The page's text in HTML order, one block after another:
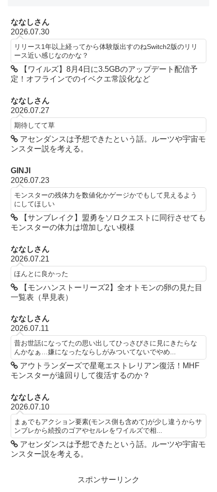
ななしさん
2026.07.30
リリース1年以上経ってから体験版出すのねSwitch2版のリリ
ース近い感じなのかな？
【ワイルズ】8月4日に3.5GBのアップデート配信予
定！オフラインでのイベクエ常設化など
ななしさん
2026.07.27
期待してて草
アセンダンスは予想できたという話。ルーツや宇宙モ
ンスター説を考える。
GINJI
2026.07.23
モンスターの残体力を数値化かゲージかでもして見えるよう
にしてほしい
【サンブレイク】盟勇をソロクエストに同行させても
モンスターの体力は増加しない模様
ななしさん
2026.07.21
ほんとに良かった
【モンハンストーリーズ2】全オトモンの卵の見た目
一覧表（早見表）
ななしさん
2026.07.11
昔お世話になってたの思い出してひっさびさに見にきたらな
んかなぁ…嫌になったならしがみついてないでやめ...
アウトランダーズで星竜エストレリアン復活！MHF
モンスターが遠回りして復活するのか？
ななしさん
2026.07.10
まぁでもアクション要素(モンス側も含めて)が少し違うからサ
ンブレから続投のゴアやセルレをワイルズで相...
アセンダンスは予想できたという話。ルーツや宇宙モ
ンスター説を考える。
スポンサーリンク